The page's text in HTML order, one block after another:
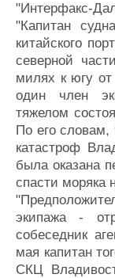
"Интерфакс-
"Капитан
китайского
северной
милях к югу от
один член
тяжелом
По его
катастроф
была оказана
спасти моряка
экипажа -
собеседник
мая капитан
СКЦ